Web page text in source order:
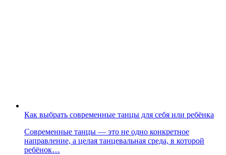
Как выбрать современные танцы для себя или ребёнка
Современные танцы — это не одно конкретное
направление, а целая танцевальная среда, в которой
ребёнок…